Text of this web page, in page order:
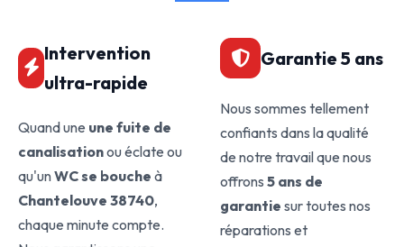
Intervention
ultra-rapide
Quand une une fuite de
canalisationou éclate ou
qu'unWC se bouche à
Chantelouve 38740,
chaque minute compte.
Garantie 5 ans
Nous sommes tellement
confiants dans la qualité
de notre travail que nous
offrons 5 ans de
garantie sur toutes nos
réparations et